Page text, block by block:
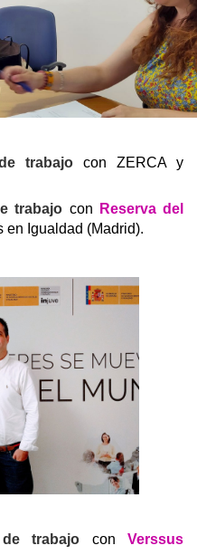
trabajo con ZERCA y
trabajo con Reserva del
en Igualdad (Madrid).
de trabajo conVerssus